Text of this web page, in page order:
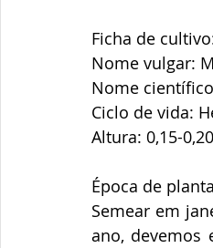
Ficha de
Nome vulgar:
Nome
Ciclo de vida:
Altura: 0,15-
Época de
Semear em
ano, devemos